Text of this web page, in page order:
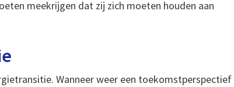
meekrijgen dat zij zich moeten houden aan
Wanneer weer een toekomstperspectief